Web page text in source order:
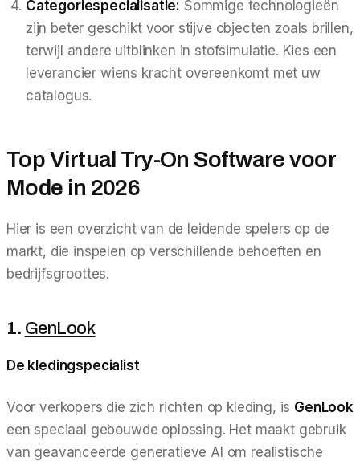
Categoriespecialisatie: Sommige technologieën
zijn beter geschikt voor stijve objecten zoals brillen,
terwijl andere uitblinken in stofsimulatie. Kies een
leverancier wiens kracht overeenkomt met uw
catalogus.
Top Virtual Try-On Software voor
Mode in 2026
Hier is een overzicht van de leidende spelers op de
markt, die inspelen op verschillende behoeften en
bedrijfsgroottes.
1. GenLook
De kledingspecialist
Voor verkopers die zich richten op kleding, is GenLook
een speciaal gebouwde oplossing. Het maakt gebruik
van geavanceerde generatieve AI om realistische